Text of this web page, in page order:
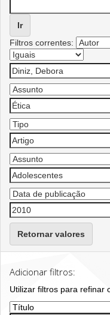
Filtros correntes:
Retornar valores
Adicionar filtros:
Utilizar filtros para refinar